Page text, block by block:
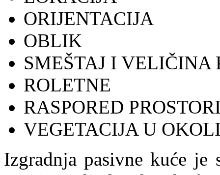
ORIJENTACIJA
OBLIK
SMEŠTAJ I VELIČINA
ROLETNE
RASPORED
VEGETACIJA U
Izgradnja pasivne kuće